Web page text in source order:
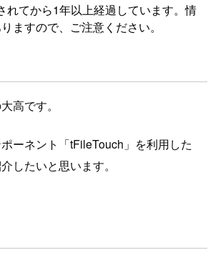
れてから1年以上経過しています。情
ますので、ご注意ください。
高です。
ーネント「tFileTouch」を利用した
したいと思います。